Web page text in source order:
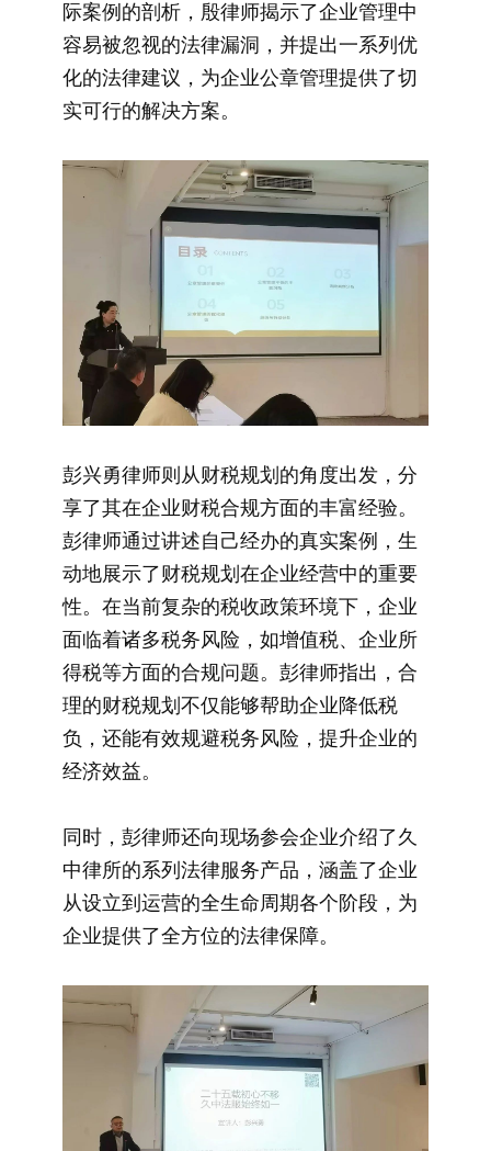
际案例的剖析，殷律师揭示了企业管理中
容易被忽视的法律漏洞，并提出一系列优
化的法律建议，为企业公章管理提供了切
实可行的解决方案。
彭兴勇律师则从财税规划的角度出发，分
享了其在企业财税合规方面的丰富经验。
彭律师通过讲述自己经办的真实案例，生
动地展示了财税规划在企业经营中的重要
性。在当前复杂的税收政策环境下，企业
面临着诸多税务风险，如增值税、企业所
得税等方面的合规问题。彭律师指出，合
理的财税规划不仅能够帮助企业降低税
负，还能有效规避税务风险，提升企业的
经济效益。
同时，彭律师还向现场参会企业介绍了久
中律所的系列法律服务产品，涵盖了企业
从设立到运营的全生命周期各个阶段，为
企业提供了全方位的法律保障。